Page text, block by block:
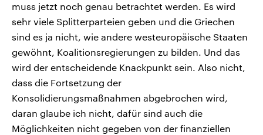
muss jetzt noch genau betrachtet werden. Es wird
sehr viele Splitterparteien geben und die Griechen
sind es ja nicht, wie andere westeuropäische Staaten
gewöhnt, Koalitionsregierungen zu bilden. Und das
wird der entscheidende Knackpunkt sein. Also nicht,
dass die Fortsetzung der
Konsolidierungsmaßnahmen abgebrochen wird,
daran glaube ich nicht, dafür sind auch die
Möglichkeiten nicht gegeben von der finanziellen